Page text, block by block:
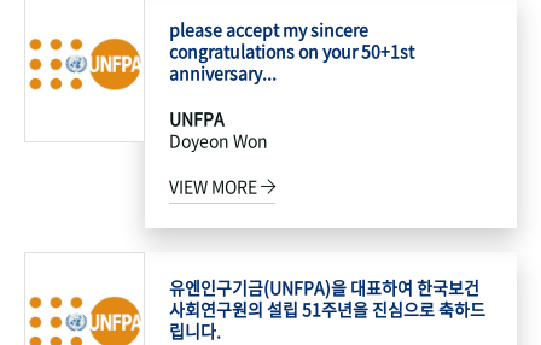
please accept my sincere
congratulations on your 50+1st
anniversary...
UNFPA
Doyeon Won
VIEW MORE
유엔인구기금(UNFPA)을 대표하여 한국보건
사회연구원의 설립 51주년을 진심으로 축하드
립니다.